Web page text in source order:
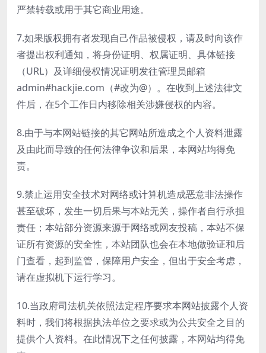
严禁转载或用于其它商业用途。
7.如果版权拥有者发现自己作品被侵权，请及时向该作
者提出权利通知，将身份证明、权属证明、具体链接
（URL）及详细侵权情况证明发往管理员邮箱
admin#hackjie.com（#改为@）。在收到上述法律文
件后，在5个工作日内移除相关涉嫌侵权的内容。
8.由于与本网站链接的其它网站所造成之个人资料泄露
及由此而导致的任何法律争议和后果，本网站均得免
责。
9.禁止运用安全技术对网络或计算机造成恶意非法操作
甚至破坏，发生一切后果与本站无关，操作者自行承担
责任；本站部分资源来源于网络或网友投稿，本站不保
证所有资源的安全性，本站团队也会在本地做验证和后
门查看，起到监管，保障用户安全，但出于安全考虑，
请在虚拟机下运行学习。
10.当政府司法机关依照法定程序要求本网站披露个人资
料时，我们将根据执法单位之要求或为公共安全之目的
提供个人资料。在此情况下之任何披露，本网站均得免